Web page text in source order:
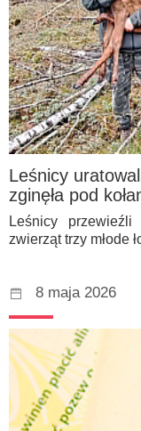
Leśnicy
zginęła pod
Leśnicy
zwierząt trzy młode
8 maja 2026